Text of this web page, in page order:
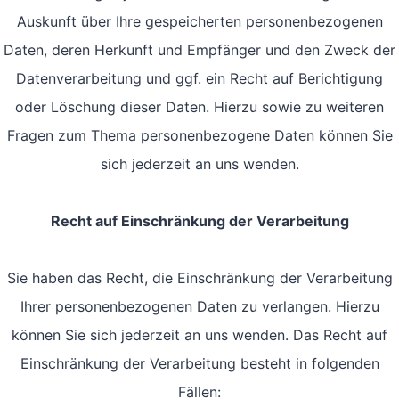
Auskunft über Ihre gespeicherten personenbezogenen
Daten, deren Herkunft und Empfänger und den Zweck der
Datenverarbeitung und ggf. ein Recht auf Berichtigung
oder Löschung dieser Daten. Hierzu sowie zu weiteren
Fragen zum Thema personenbezogene Daten können Sie
sich jederzeit an uns wenden.
Recht auf Einschränkung der Verarbeitung
Sie haben das Recht, die Einschränkung der Verarbeitung
Ihrer personenbezogenen Daten zu verlangen. Hierzu
können Sie sich jederzeit an uns wenden. Das Recht auf
Einschränkung der Verarbeitung besteht in folgenden
Fällen: